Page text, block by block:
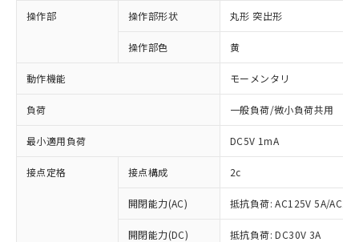
操作部 操作部形状 丸形 突出形
操作部色 黄
動作機能 モーメンタリ
負荷 一般負荷/微小負荷共用
最小適用負荷 DC5V 1mA
接点定格 接点構成 2c
開閉能力(AC) 抵抗負荷: AC125V 5A/
開閉能力(DC) 抵抗負荷: DC30V 3A